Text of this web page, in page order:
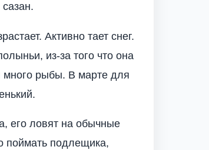
Активно тает снег.
из-за того что она
много рыбы. В марте для
его ловят на обычные
поймать подлещика,